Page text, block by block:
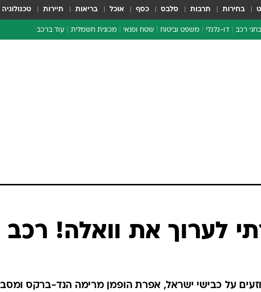
בחירות תרבות סלבס כסף אוכל בריאות תיירות טכנולוגיה
רכב דו-גלגלי משפט וביטוח שטח ופנאי מכונית חשמלית עוד ברכב
בטיחות
סדנאות ושיפורים
ארכיון מדורים
לערוך את וואלה! רכב
על כבישי ישראל, אפרת הופמן מרימה הנד-ברקס